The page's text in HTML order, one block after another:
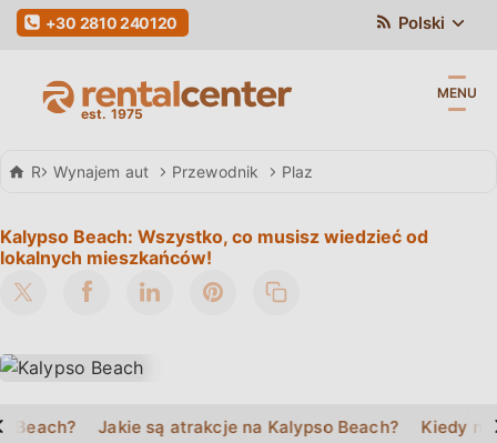
Polski
+30 2810 240120
MENU
Rental Center Crete
Wynajem aut Przewodnik Plaz
Kalypso Beach: Wszystko, co musisz wiedzieć od
lokalnych mieszkańców!
Beach? Jakie są atrakcje na Kalypso Beach? Kiedy